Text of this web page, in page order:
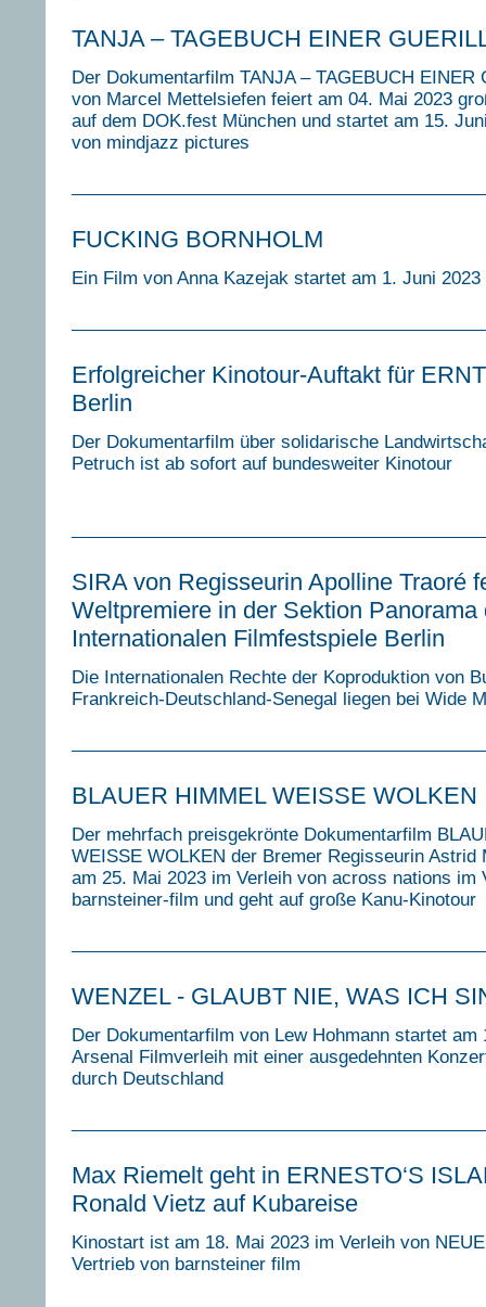
TANJA – TAGEBUCH EINER
Der Dokumentarfilm TANJA – TAGEBUCH EINER
von Marcel Mettelsiefen feiert am 04. Mai 2023
auf dem DOK.fest München und startet am 15.
von mindjazz pictures
FUCKING BORNHOLM
Ein Film von Anna Kazejak startet am 1. Juni 2023
Erfolgreicher Kinotour-Auftakt für
Berlin
Der Dokumentarfilm über solidarische
Petruch ist ab sofort auf bundesweiter Kinotour
SIRA von Regisseurin Apolline Traoré
Weltpremiere in der Sektion Panorama
Internationalen Filmfestspiele Berlin
Die Internationalen Rechte der Koproduktion von
Frankreich-Deutschland-Senegal liegen bei Wide
BLAUER HIMMEL WEISSE WOLKEN
Der mehrfach preisgekrönte Dokumentarfilm
WEISSE WOLKEN der Bremer Regisseurin Astrid
am 25. Mai 2023 im Verleih von across nations im
barnsteiner-film und geht auf große Kanu-Kinotour
WENZEL - GLAUBT NIE, WAS ICH
Der Dokumentarfilm von Lew Hohmann startet am
Arsenal Filmverleih mit einer ausgedehnten
durch Deutschland
Max Riemelt geht in ERNESTO‘S
Ronald Vietz auf Kubareise
Kinostart ist am 18. Mai 2023 im Verleih von
Vertrieb von barnsteiner film